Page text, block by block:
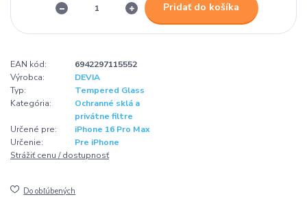
Pridať do košíka
EAN kód:
6942297115552
Výrobca:
DEVIA
Typ:
Tempered Glass
Kategória:
Ochranné sklá a
privátne filtre
Určené pre:
iPhone 16 Pro Max
Určenie:
Pre iPhone
Strážiť cenu / dostupnosť
Do obľúbených